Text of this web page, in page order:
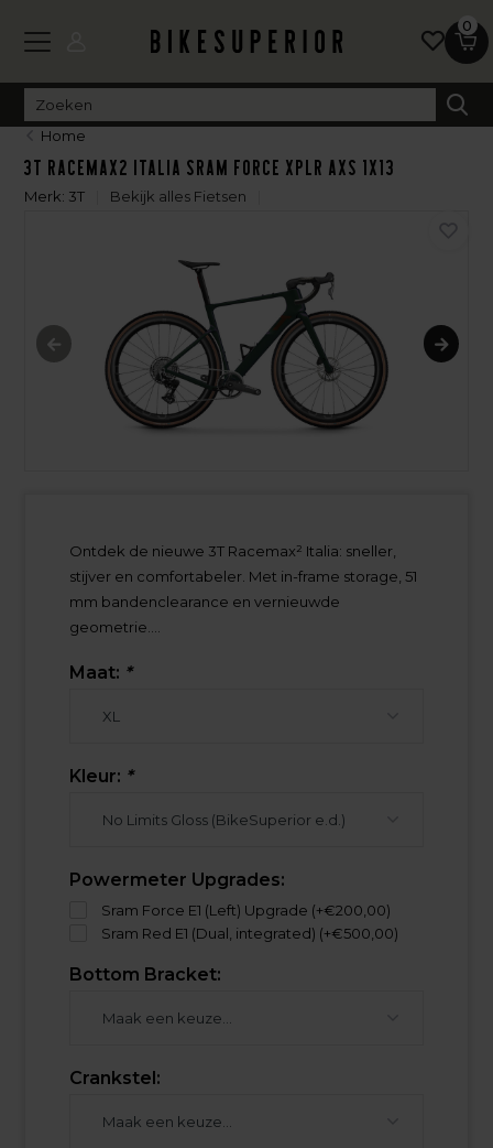
0
Home
3T Racemax2 Italia Sram Force XPLR AXS 1x13
Merk: 3T Bekijk alles Fietsen
Ontdek de nieuwe 3T Racemax² Italia: sneller,
stijver en comfortabeler. Met in-frame storage, 51
mm bandenclearance en vernieuwde
geometrie....
Maat: *
Kleur: *
Powermeter Upgrades:
Sram Force E1 (Left) Upgrade (+€200,00)
Sram Red E1 (Dual, integrated) (+€500,00)
Bottom Bracket:
Crankstel: